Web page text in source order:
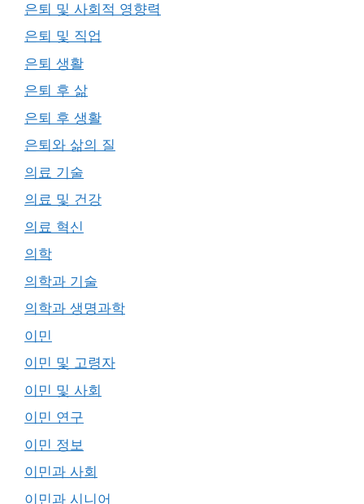
은퇴 및 사회적 영향력
은퇴 및 직업
은퇴 생활
은퇴 후 삶
은퇴 후 생활
은퇴와 삶의 질
의료 기술
의료 및 건강
의료 혁신
의학
의학과 기술
의학과 생명과학
이민
이민 및 고령자
이민 및 사회
이민 연구
이민 정보
이민과 사회
이민과 시니어